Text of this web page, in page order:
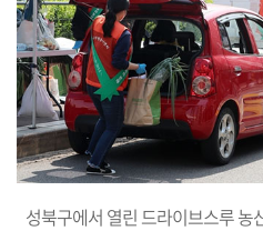
성북구에서 열린 드라이브스루 농